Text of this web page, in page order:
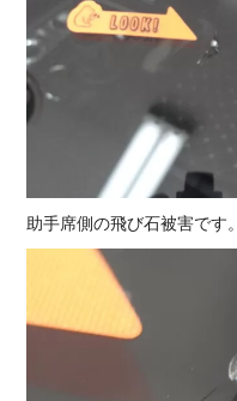
助手席側の飛び石被害です。